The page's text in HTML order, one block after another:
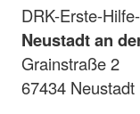
DRK-Erste-
Neustadt an
Grainstraße 2
67434 Neustadt